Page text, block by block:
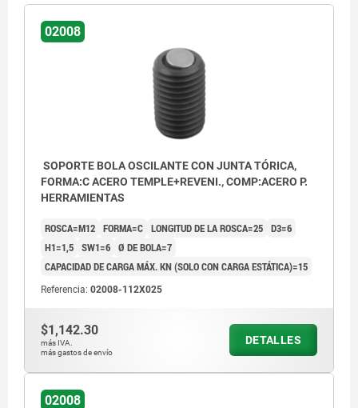
Forma C: bola de acero aplanada, plana
Forma F: bola de acero aplanada, con
acanaladura
02008
SOPORTE BOLA OSCILANTE CON JUNTA TÓRICA,
FORMA:C ACERO TEMPLE+REVENI., COMP:ACERO P.
HERRAMIENTAS
ROSCA=M12 FORMA=C LONGITUD DE LA ROSCA=25 D3=6
H1=1,5 SW1=6 Ø DE BOLA=7
CAPACIDAD DE CARGA MÁX. KN (SOLO CON CARGA ESTÁTICA)=15
Referencia: 02008-112X025
$1,142.30
más IVA.
más gastos de envío
DETALLES
02008